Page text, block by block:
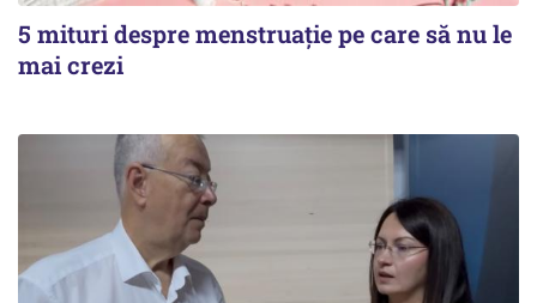
5 mituri despre menstruație pe care să nu le
mai crezi